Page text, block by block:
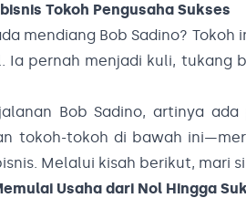
Tokoh Pengusaha Sukses
mendiang Bob Sadino?
Ia pernah menjadi kuli, tukang
Bob Sadino, artinya
tokoh-tokoh di bawah
Melalui kisah berikut, mari
Usaha dari Nol Hingga